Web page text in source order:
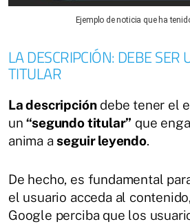
Ejemplo de noticia que ha
LA DESCRIPCIÓN: DEBE SER
TITULAR
La descripcióndebe tener el
un“segundo titular” que
anima aseguir leyendo.
De hecho, es fundamental
el usuario acceda al
Google perciba que los